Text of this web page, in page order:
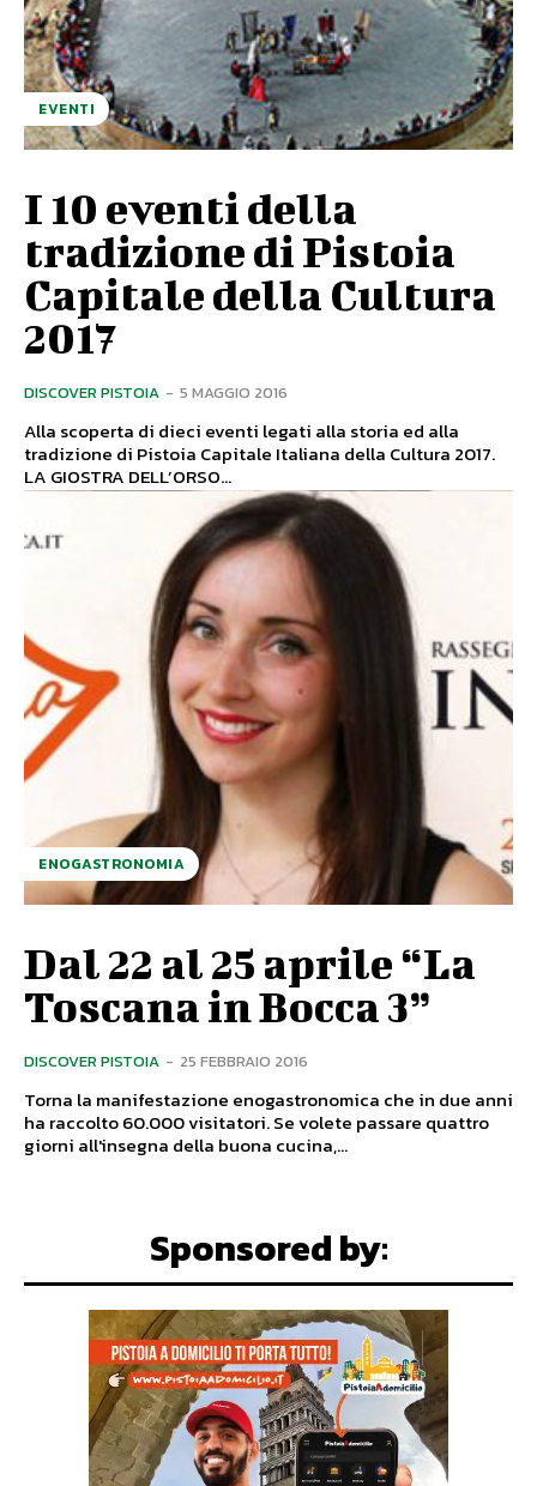
EVENTI
I 10 eventi della
tradizione di Pistoia
Capitale della Cultura
2017
DISCOVER PISTOIA - 5 MAGGIO 2016
Alla scoperta di dieci eventi legati alla storia ed alla
tradizione di Pistoia Capitale Italiana della Cultura 2017.
LA GIOSTRA DELL’ORSO...
ENOGASTRONOMIA
Dal 22 al 25 aprile “La
Toscana in Bocca 3”
DISCOVER PISTOIA - 25 FEBBRAIO 2016
Torna la manifestazione enogastronomica che in due anni
ha raccolto 60.000 visitatori. Se volete passare quattro
giorni all'insegna della buona cucina,...
Sponsored by: